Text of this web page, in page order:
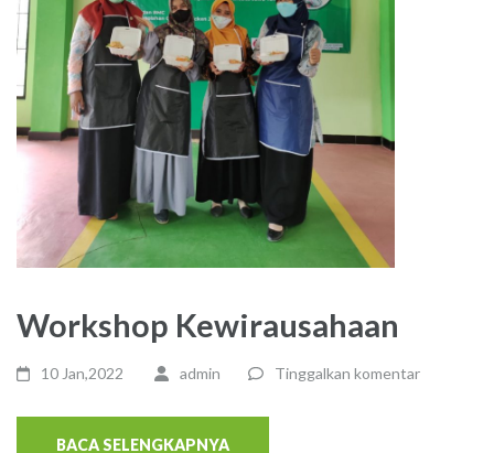
Workshop Kewirausahaan
10 Jan,2022 admin Tinggalkan komentar
BACA SELENGKAPNYA